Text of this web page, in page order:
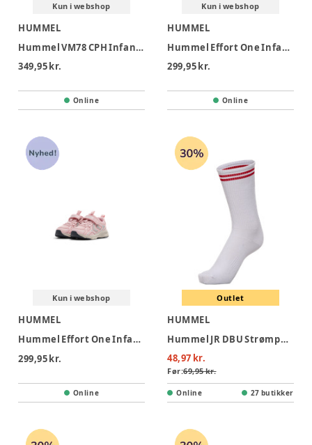
Kun i webshop
HUMMEL
Hummel VM78 CPH Infant Gymnastiksko - Polignac
349,95 kr.
Online
Kun i webshop
HUMMEL
Hummel Effort One Infant Gymnastiksko - Black Iris
299,95 kr.
Online
Kun i webshop
HUMMEL
Hummel Effort One Infant Gymnastiksko - Pale Lilac
299,95 kr.
Online
Outlet
HUMMEL
Hummel JR DBU Strømper - White
48,97 kr.
Før:69,95 kr.
Online 27 butikker